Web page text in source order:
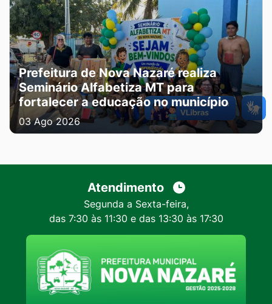
Prefeitura de Nova Nazaré realiza
Seminário Alfabetiza MT para
fortalecer a educação no município
03 Ago 2026
Atendimento
Segunda a Sexta-feira,
das 7:30 às 11:30 e das 13:30 às 17:30